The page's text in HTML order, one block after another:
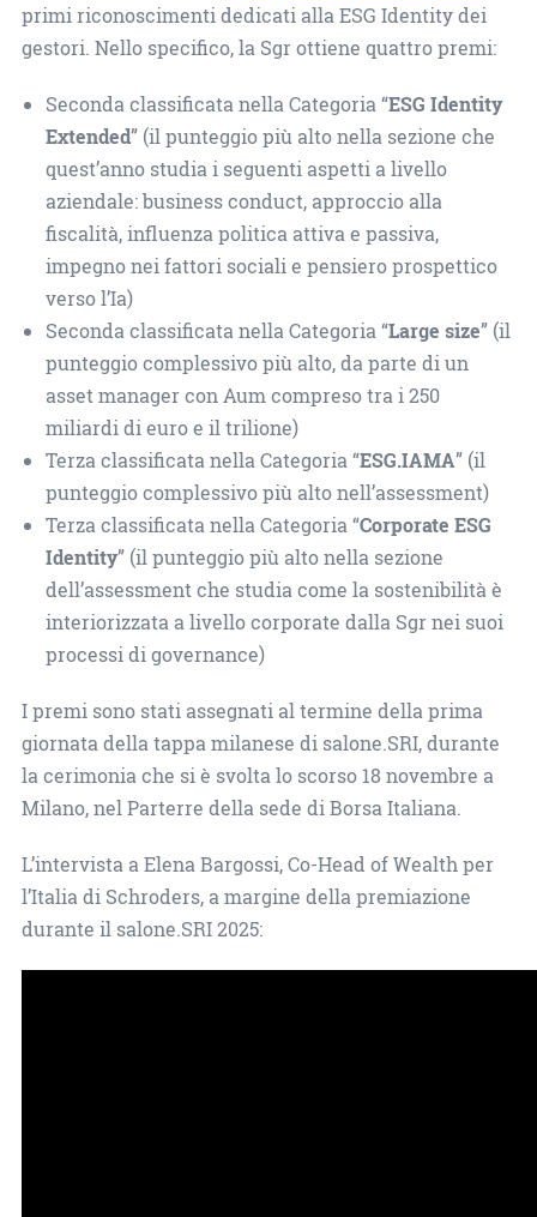
primi riconoscimenti dedicati alla ESG Identity dei
gestori. Nello specifico, la Sgr ottiene quattro premi:
Seconda classificata nella Categoria “ESG Identity
Extended” (il punteggio più alto nella sezione che
quest’anno studia i seguenti aspetti a livello
aziendale: business conduct, approccio alla
fiscalità, influenza politica attiva e passiva,
impegno nei fattori sociali e pensiero prospettico
verso l’Ia)
Seconda classificata nella Categoria “Large size” (il
punteggio complessivo più alto, da parte di un
asset manager con Aum compreso tra i 250
miliardi di euro e il trilione)
Terza classificata nella Categoria “ESG.IAMA” (il
punteggio complessivo più alto nell’assessment)
Terza classificata nella Categoria “Corporate ESG
Identity” (il punteggio più alto nella sezione
dell’assessment che studia come la sostenibilità è
interiorizzata a livello corporate dalla Sgr nei suoi
processi di governance)
I premi sono stati assegnati al termine della prima
giornata della tappa milanese di salone.SRI, durante
la cerimonia che si è svolta lo scorso 18 novembre a
Milano, nel Parterre della sede di Borsa Italiana.
L’intervista a Elena Bargossi, Co-Head of Wealth per
l’Italia di Schroders, a margine della premiazione
durante il salone.SRI 2025: